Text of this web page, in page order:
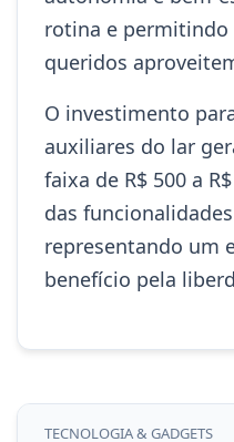
rotina e permitindo
queridos
O investimento
auxiliares do lar
faixa de R$ 500 a
das
representando um
benefício pela
TECNOLOGIA & GADGETS